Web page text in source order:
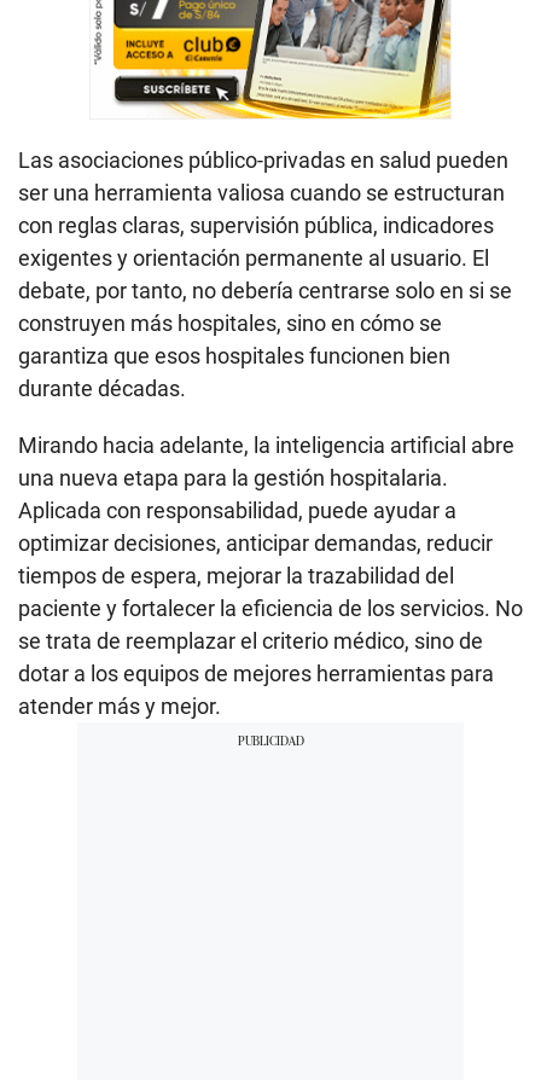
Las asociaciones público-privadas en salud pueden
ser una herramienta valiosa cuando se estructuran
con reglas claras, supervisión pública, indicadores
exigentes y orientación permanente al usuario. El
debate, por tanto, no debería centrarse solo en si se
construyen más hospitales, sino en cómo se
garantiza que esos hospitales funcionen bien
durante décadas.
Mirando hacia adelante, la inteligencia artificial abre
una nueva etapa para la gestión hospitalaria.
Aplicada con responsabilidad, puede ayudar a
optimizar decisiones, anticipar demandas, reducir
tiempos de espera, mejorar la trazabilidad del
paciente y fortalecer la eficiencia de los servicios. No
se trata de reemplazar el criterio médico, sino de
dotar a los equipos de mejores herramientas para
atender más y mejor.